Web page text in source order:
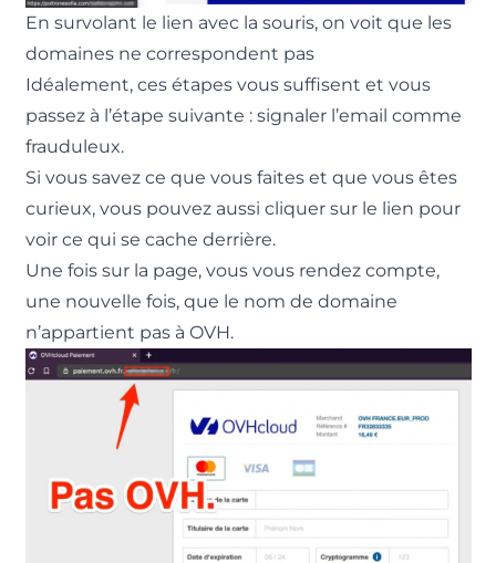
En survolant le lien avec la souris, on voit que les
domaines ne correspondent pas
Idéalement, ces étapes vous suffisent et vous
passez à l’étape suivante : signaler l’email comme
frauduleux.
Si vous savez ce que vous faites et que vous êtes
curieux, vous pouvez aussi cliquer sur le lien pour
voir ce qui se cache derrière.
Une fois sur la page, vous vous rendez compte,
une nouvelle fois, que le nom de domaine
n’appartient pas à OVH.